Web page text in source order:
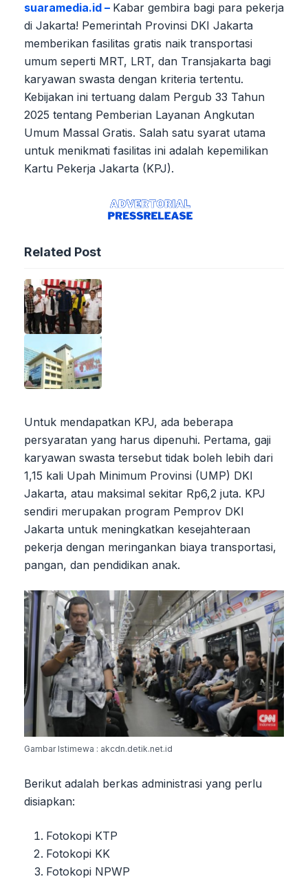
suaramedia.id – Kabar gembira bagi para pekerja
di Jakarta! Pemerintah Provinsi DKI Jakarta
memberikan fasilitas gratis naik transportasi
umum seperti MRT, LRT, dan Transjakarta bagi
karyawan swasta dengan kriteria tertentu.
Kebijakan ini tertuang dalam Pergub 33 Tahun
2025 tentang Pemberian Layanan Angkutan
Umum Massal Gratis. Salah satu syarat utama
untuk menikmati fasilitas ini adalah kepemilikan
Kartu Pekerja Jakarta (KPJ).
Related Post
Untuk mendapatkan KPJ, ada beberapa
persyaratan yang harus dipenuhi. Pertama, gaji
karyawan swasta tersebut tidak boleh lebih dari
1,15 kali Upah Minimum Provinsi (UMP) DKI
Jakarta, atau maksimal sekitar Rp6,2 juta. KPJ
sendiri merupakan program Pemprov DKI
Jakarta untuk meningkatkan kesejahteraan
pekerja dengan meringankan biaya transportasi,
pangan, dan pendidikan anak.
Gambar Istimewa : akcdn.detik.net.id
Berikut adalah berkas administrasi yang perlu
disiapkan:
Fotokopi KTP
Fotokopi KK
Fotokopi NPWP